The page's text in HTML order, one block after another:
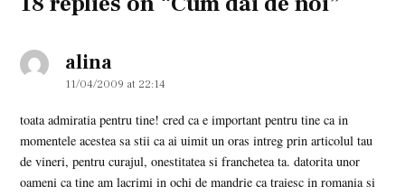
alina
11/04/2009 at 22:14
toata admiratia pentru tine! cred ca e important pentru tine ca in
momentele acestea sa stii ca ai uimit un oras intreg prin articolul tau
de vineri, pentru curajul, onestitatea si franchetea ta. datorita unor
oameni ca tine am lacrimi in ochi de mandrie ca traiesc in romania si